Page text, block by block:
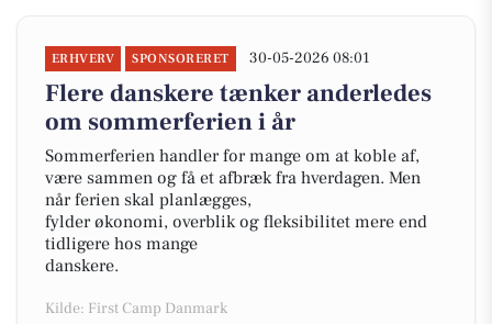
ERHVERV SPONSORERET 30-05-2026 08:01
Flere danskere tænker anderledes
om sommerferien i år
Sommerferien handler for mange om at koble af,
være sammen og få et afbræk fra hverdagen. Men
når ferien skal planlægges,
fylder økonomi, overblik og fleksibilitet mere end
tidligere hos mange
danskere.
Kilde: First Camp Danmark